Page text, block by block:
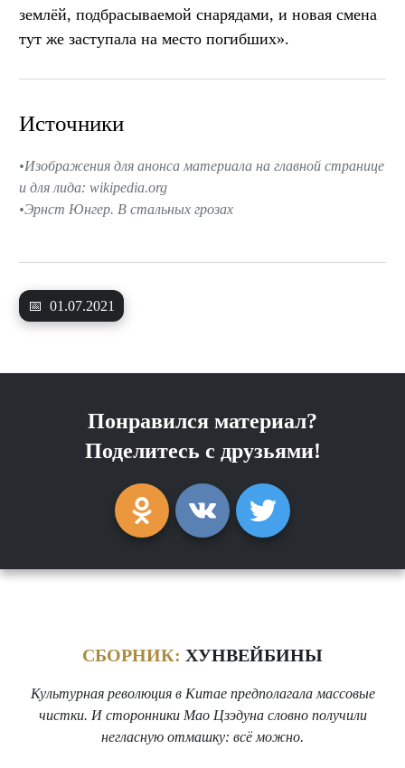
землёй, подбрасываемой снарядами, и новая смена
тут же заступала на место погибших».
📅 01.07.2021
Источники
Изображения для анонса материала на главной странице
и для лида: wikipedia.org
Эрнст Юнгер. В стальных грозах
Понравился материал?
Поделитесь с друзьями!
СБОРНИК: ХУНВЕЙБИНЫ
Культурная революция в Китае предполагала массовые
чистки. И сторонники Мао Цзэдуна словно получили
негласную отмашку: всё можно.